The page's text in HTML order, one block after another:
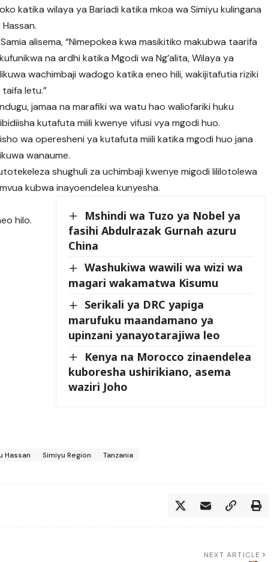
katika wilaya ya Bariadi katika mkoa wa Simiyu kulingana
alisema, “Nimepokea kwa masikitiko makubwa taarifa
na ardhi katika Mgodi wa Ng’alita, Wilaya ya
wachimbaji wadogo katika eneo hili, wakijitafutia riziki
letu.”
jamaa na marafiki wa watu hao waliofariki huku
kutafuta miili kwenye vifusi vya mgodi huo.
wa operesheni ya kutafuta miili katika mgodi huo jana
wanaume.
shughuli za uchimbaji kwenye migodi lililotolewa
kubwa inayoendelea kunyesha.
Mshindi wa Tuzo ya Nobel ya
fasihi Abdulrazak Gurnah azuru
China
Washukiwa wawili wa wizi wa
magari wakamatwa Kisumu
Serikali ya DRC yapiga
marufuku maandamano ya
upinzani yanayotarajiwa leo
Kenya na Morocco zinaendelea
kuboresha ushirikiano, asema
waziri Joho
hilo.
Hassan Simiyu Region Tanzania
NEXT ARTICLE